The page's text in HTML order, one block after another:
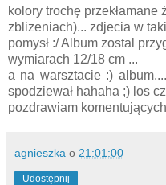
kolory trochę przekłamane
zblizeniach)... zdjecia w
pomysł :/ Album zostal
wymiarach 12/18 cm ...
a na warsztacie :)
spodziewał hahaha ;) los
pozdrawiam
agnieszka o 21:01:00
Udostępnij